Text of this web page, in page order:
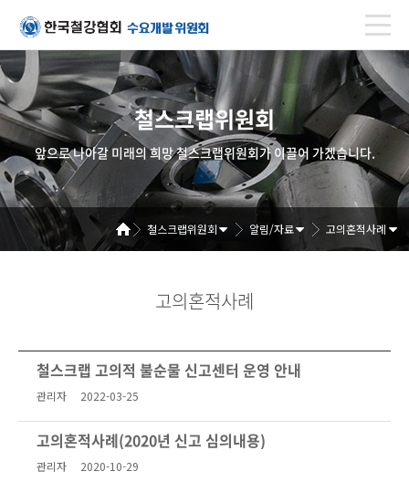
철스크랩위원회
앞으로 나아갈 미래의 희망 철스크랩위원회가 이끌어 가겠습니다.
철스크랩위원회 알림/자료 고의혼적사례
고의혼적사례
철스크랩 고의적 불순물 신고센터 운영 안내
관리자 2022-03-25
고의혼적사례(2020년 신고 심의내용)
관리자 2020-10-29